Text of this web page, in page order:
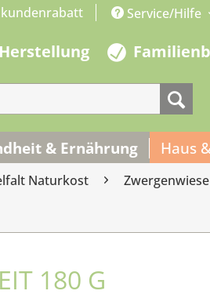
Service/Hilfe
& Ernährung Haus
Naturkost Zwergenwiese
180 G